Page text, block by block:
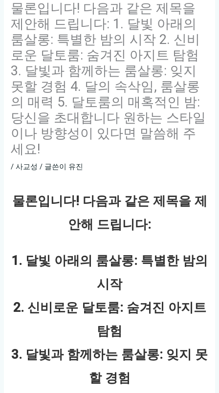
물론입니다! 다음과 같은 제목을
제안해 드립니다: 1. 달빛 아래의
룸살롱: 특별한 밤의 시작 2. 신비
로운 달토룸: 숨겨진 아지트 탐험
3. 달빛과 함께하는 룸살롱: 잊지
못할 경험 4. 달의 속삭임, 룸살롱
의 매력 5. 달토룸의 매혹적인 밤:
당신을 초대합니다 원하는 스타일
이나 방향성이 있다면 말씀해 주
세요!
/사교성 / 글쓴이 유진
물론입니다! 다음과 같은 제목을 제
안해 드립니다:
1. 달빛 아래의 룸살롱: 특별한 밤의
시작
2. 신비로운 달토룸: 숨겨진 아지트
탐험
3. 달빛과 함께하는 룸살롱: 잊지 못
할 경험